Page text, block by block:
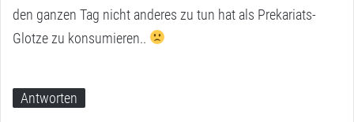
den ganzen Tag nicht anderes zu tun hat als Prekariats-
Glotze zu konsumieren..
Antworten